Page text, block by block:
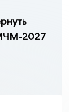
МЧМ-2027